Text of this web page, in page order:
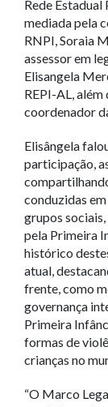
Rede
mediada pela
RNPI, Soraia
assessor em
Elisangela
REPI-AL, além
coordenador
Elisângela
participação,
conduzidas
grupos
pela Primeira
histórico
atual,
frente, como
governança
Primeira
formas de
crianças no
“O Marco